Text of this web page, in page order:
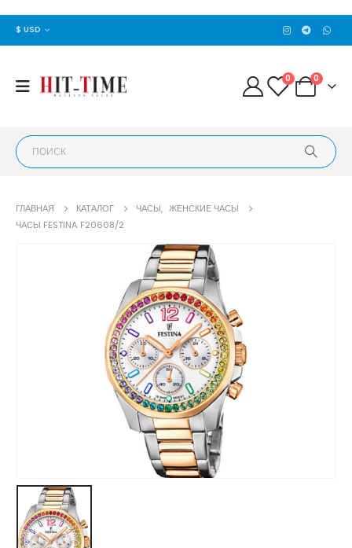
$ USD
0 0
ГЛАВНАЯ КАТАЛОГ ЧАСЫ, ЖЕНСКИЕ ЧАСЫ
ЧАСЫ FESTINA F20608/2